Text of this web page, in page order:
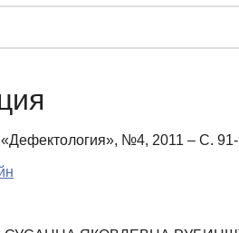
№4, 2011 – С.